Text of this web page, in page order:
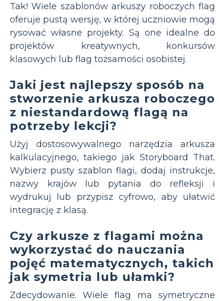
Tak! Wiele szablonów arkuszy roboczych flag
oferuje pustą wersję, w której uczniowie mogą
rysować własne projekty. Są one idealne do
projektów kreatywnych, konkursów
klasowych lub flag tożsamości osobistej.
Jaki jest najlepszy sposób na
stworzenie arkusza roboczego
z niestandardową flagą na
potrzeby lekcji?
Użyj dostosowywalnego narzędzia arkusza
kalkulacyjnego, takiego jak Storyboard That.
Wybierz pusty szablon flagi, dodaj instrukcje,
nazwy krajów lub pytania do refleksji i
wydrukuj lub przypisz cyfrowo, aby ułatwić
integrację z klasą.
Czy arkusze z flagami można
wykorzystać do nauczania
pojęć matematycznych, takich
jak symetria lub ułamki?
Zdecydowanie. Wiele flag ma symetryczne